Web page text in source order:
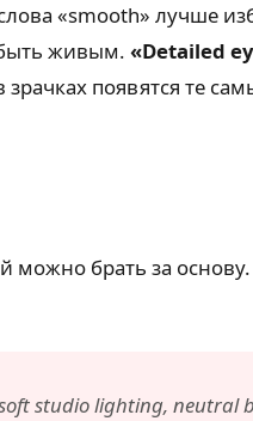
«smooth» лучше
живым. «Detailed
зрачках появятся те
брать за
studio lighting, neutral